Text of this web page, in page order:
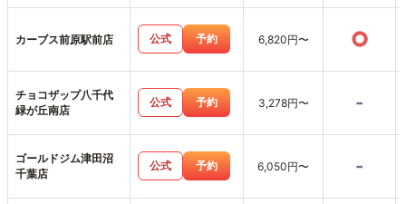
カーブス前原駅前店 公式 予約 6,820円〜 ○
チョコザップ八千代
緑が丘南店
公式 予約 3,278円〜 -
ゴールドジム津田沼
千葉店
公式 予約 6,050円〜 -